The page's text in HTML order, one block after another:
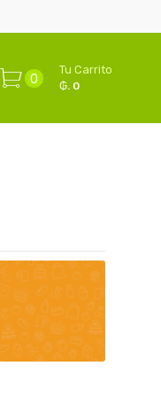
0
Tu Carrito
₲. 0